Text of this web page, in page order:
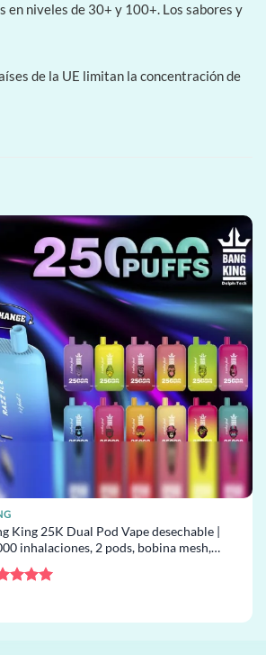
en niveles de 30+ y 100+. Los sabores y
de la UE limitan la concentración de
King 25K Dual Pod Vape desechable |
inhalaciones, 2 pods, bobina mesh,
al por mayor